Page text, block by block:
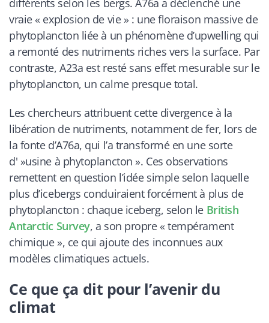
vraie « explosion de vie » : une floraison massive de
phytoplancton liée à un phénomène d’upwelling qui
a remonté des nutriments riches vers la surface. Par
contraste, A23a est resté sans effet mesurable sur le
phytoplancton, un calme presque total.
Les chercheurs attribuent cette divergence à la
libération de nutriments, notamment de fer, lors de
la fonte d’A76a, qui l’a transformé en une sorte
d' »usine à phytoplancton ». Ces observations
remettent en question l’idée simple selon laquelle
plus d’icebergs conduiraient forcément à plus de
phytoplancton : chaque iceberg, selon le British
Antarctic Survey, a son propre « tempérament
chimique », ce qui ajoute des inconnues aux
modèles climatiques actuels.
Ce que ça dit pour l’avenir du
climat